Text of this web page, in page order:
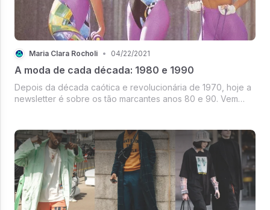
Maria Clara Rocholi • 04/22/2021
A moda de cada década: 1980 e 1990
Depois da década caótica e revolucionária de 1970, hoje a
newsletter é sobre os tão marcantes anos 80 e 90. Vem